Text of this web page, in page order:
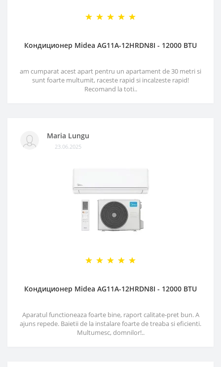
Кондиционер Midea AG11A-12HRDN8I - 12000 BTU
am cumparat acest apart pentru un apartament de 30 metri si
sunt foarte multumit, raceste rapid si incalzeste rapid!
Recomand la toti..
Maria Lungu
23.06.2025
Кондиционер Midea AG11A-12HRDN8I - 12000 BTU
Aparatul functioneaza foarte bine, raport calitate-pret bun. A
ajuns repede. Baietii de la instalare foarte de treaba si eficienti.
Multumesc, domnilor!..